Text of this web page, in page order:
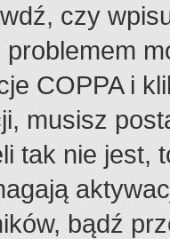
czy
COPPA i
musisz
tak nie jest,
bądź